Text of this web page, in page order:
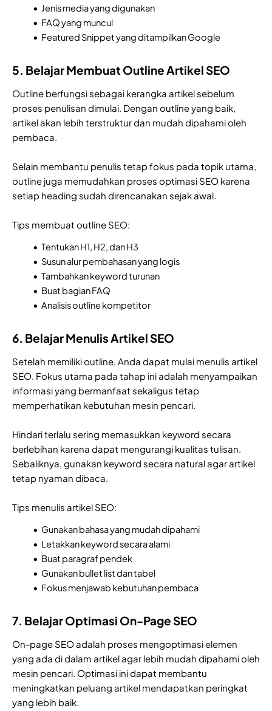
Jenis media yang digunakan
FAQ yang muncul
Featured Snippet yang ditampilkan Google
5. Belajar Membuat Outline Artikel SEO
Outline berfungsi sebagai kerangka artikel sebelum
proses penulisan dimulai. Dengan outline yang baik,
artikel akan lebih terstruktur dan mudah dipahami oleh
pembaca.
Selain membantu penulis tetap fokus pada topik utama,
outline juga memudahkan proses optimasi SEO karena
setiap heading sudah direncanakan sejak awal.
Tips membuat outline SEO:
Tentukan H1, H2, dan H3
Susun alur pembahasan yang logis
Tambahkan keyword turunan
Buat bagian FAQ
Analisis outline kompetitor
6. Belajar Menulis Artikel SEO
Setelah memiliki outline, Anda dapat mulai menulis artikel
SEO. Fokus utama pada tahap ini adalah menyampaikan
informasi yang bermanfaat sekaligus tetap
memperhatikan kebutuhan mesin pencari.
Hindari terlalu sering memasukkan keyword secara
berlebihan karena dapat mengurangi kualitas tulisan.
Sebaliknya, gunakan keyword secara natural agar artikel
tetap nyaman dibaca.
Tips menulis artikel SEO:
Gunakan bahasa yang mudah dipahami
Letakkan keyword secara alami
Buat paragraf pendek
Gunakan bullet list dan tabel
Fokus menjawab kebutuhan pembaca
7. Belajar Optimasi On-Page SEO
On-page SEO adalah proses mengoptimasi elemen
yang ada di dalam artikel agar lebih mudah dipahami oleh
mesin pencari. Optimasi ini dapat membantu
meningkatkan peluang artikel mendapatkan peringkat
yang lebih baik.